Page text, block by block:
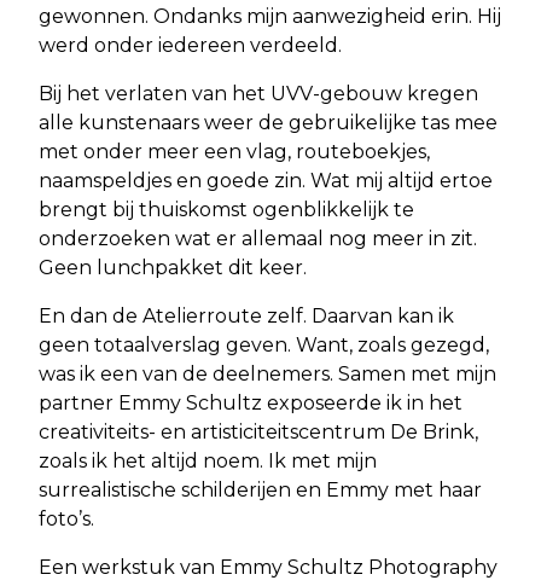
gewonnen. Ondanks mijn aanwezigheid erin. Hij
werd onder iedereen verdeeld.
Bij het verlaten van het UVV-gebouw kregen
alle kunstenaars weer de gebruikelijke tas mee
met onder meer een vlag, routeboekjes,
naamspeldjes en goede zin. Wat mij altijd ertoe
brengt bij thuiskomst ogenblikkelijk te
onderzoeken wat er allemaal nog meer in zit.
Geen lunchpakket dit keer.
En dan de Atelierroute zelf. Daarvan kan ik
geen totaalverslag geven. Want, zoals gezegd,
was ik een van de deelnemers. Samen met mijn
partner Emmy Schultz exposeerde ik in het
creativiteits- en artisticiteitscentrum De Brink,
zoals ik het altijd noem. Ik met mijn
surrealistische schilderijen en Emmy met haar
foto’s.
Een werkstuk van Emmy Schultz Photography